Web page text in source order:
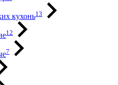
кухонь13
12
7